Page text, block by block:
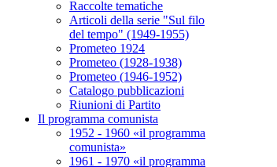
Raccolte tematiche
Articoli della serie "Sul filo
del tempo" (1949-1955)
Prometeo 1924
Prometeo (1928-1938)
Prometeo (1946-1952)
Catalogo pubblicazioni
Riunioni di Partito
Il programma comunista
1952 - 1960 «il programma
comunista»
1961 - 1970 «il programma